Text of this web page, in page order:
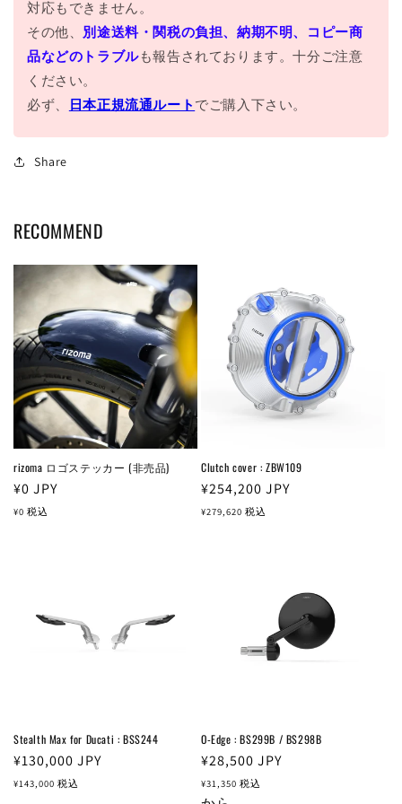
対応もできません。
その他、 別途送料・関税の負担、納期不明、コピー商
品などのトラブルも報告されております。十分ご注意
ください。
必ず、
日本正規流通ルート でご購入下さい。
Share
RECOMMEND
rizoma ロゴステッカー (非売品)
通
常
¥0 JPY
¥0 税込
Clutch cover : ZBW109
通
常
¥254,200 JPY
¥279,620 税込
Stealth Max for Ducati : BSS244
通
常
¥130,000 JPY
¥143,000 税込
O-Edge : BS299B / BS298B
通
常
¥28,500 JPY
¥31,350 税込